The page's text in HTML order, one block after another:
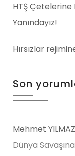
HTŞ Çetelerine
Yanındayız!
Hırsızlar
Son
Mehmet
Dünya